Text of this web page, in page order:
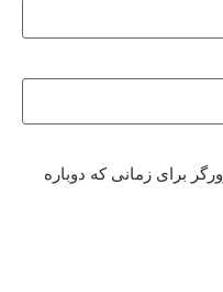
برای زمانی که دوباره